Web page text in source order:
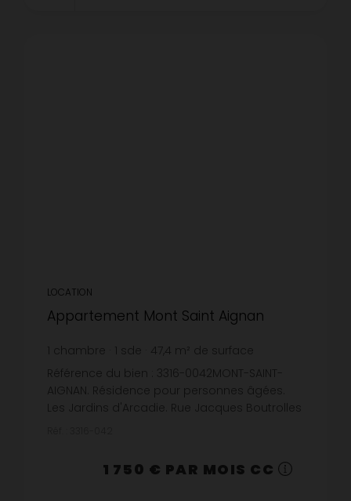
LOCATION
Appartement Mont Saint Aignan
1 chambre 1 sde 47,4 m² de surface
36,92 €
prix / m²
Référence du bien : 3316-0042MONT-SAINT-
AIGNAN. Résidence pour personnes âgées.
Les Jardins d'Arcadie. Rue Jacques Boutrolles
1 750 € PAR MOIS CC